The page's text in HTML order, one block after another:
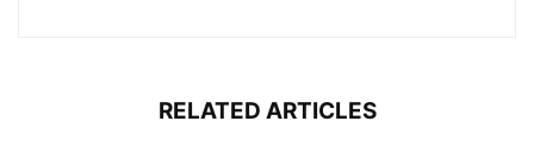
RELATED ARTICLES